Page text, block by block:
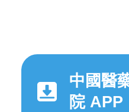
中國醫
院 APP